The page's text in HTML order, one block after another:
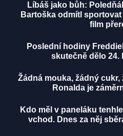
Líbáš jako bůh:
Bartoška odmítl
film
Poslední hodiny
skutečně dělo 24.
Žádná mouka, žádný
Ronalda je
Kdo měl v paneláku
vchod. Dnes za něj